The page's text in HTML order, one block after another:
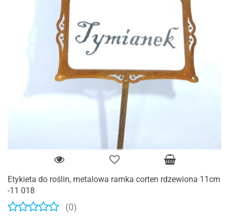
Etykieta do roślin, metalowa ramka corten rdzewiona 11cm
-11 018
(0)